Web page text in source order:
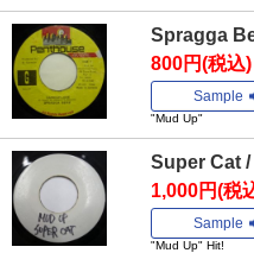
Spragga
800円(税込)
Sample
"Mud Up"
Super Cat
1,000円(税
Sample
"Mud Up" Hit!